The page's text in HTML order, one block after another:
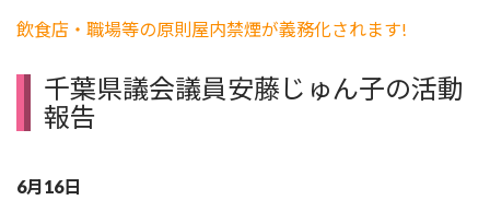
飲食店・職場等の原則屋内禁煙が義務化されます!
千葉県議会議員安藤じゅん子の活動
報告
6月16日